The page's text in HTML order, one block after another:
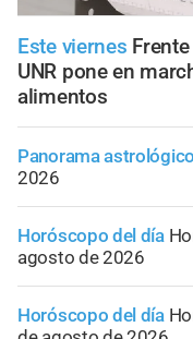
Este viernes
UNR pone en
alimentos
Panorama astrológico
2026
Horóscopo del día
agosto de 2026
Horóscopo del día